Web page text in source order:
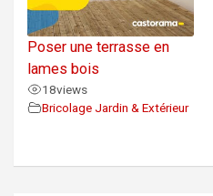
Poser une terrasse en
lames bois
18views
Bricolage Jardin & Extérieur